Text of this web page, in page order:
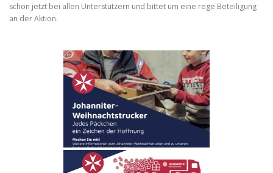
schon jetzt bei allen Unterstützern und bittet um eine rege Beteiligung
an der Aktion.